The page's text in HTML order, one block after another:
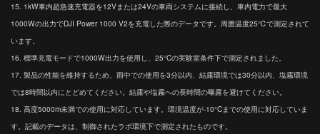
15. 1kW車内超急速充電器を12Vまたは24Vの車両システムに接続し、車内電力で最大
1000Wの出力でDJI Power 1000 V2を充電した際のデータです。周囲温度25℃で測定されて
います。
16. 標準充電モードで1000W出力を使用し、25°Cの実験室条件下で測定されました。
17. 製品の性能を維持するため、雨中での使用を3分以内、結露環境では30分以内、塩霧環境
では8時間以内にとどめてください。結露や塩霧への長時間の曝露を避けてください。
18. 高度5000m未満での使用に対応しています。環境温度が-10°Cまでの使用に対応していま
す。記載のデータは、制御されたラボ環境下で測定されたものです。